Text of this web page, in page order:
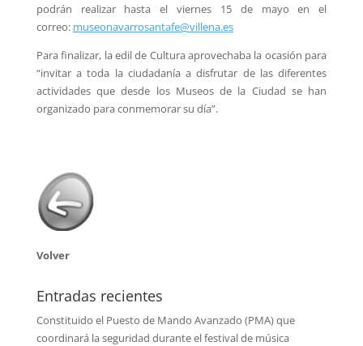
podrán realizar hasta el viernes 15 de mayo en el
correo: museonavarrosantafe@villena.es
Para finalizar, la edil de Cultura aprovechaba la ocasión para
“invitar a toda la ciudadanía a disfrutar de las diferentes
actividades que desde los Museos de la Ciudad se han
organizado para conmemorar su día”.
Volver
Entradas recientes
Constituido el Puesto de Mando Avanzado (PMA) que
coordinará la seguridad durante el festival de música